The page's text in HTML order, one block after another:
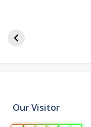
Our Visitor